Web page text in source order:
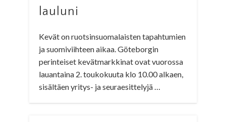
lauluni
Kevät on ruotsinsuomalaisten tapahtumien
ja suomiviihteen aikaa. Göteborgin
perinteiset kevätmarkkinat ovat vuorossa
lauantaina 2. toukokuuta klo 10.00 alkaen,
sisältäen yritys- ja seuraesittelyjä …